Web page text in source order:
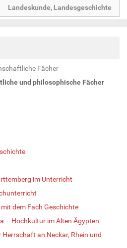
Landeskunde, Landesgeschichte
Fächer
und philosophische Fächer
im Unterricht
dem Fach Geschichte
– Hochkultur im Alten Ägypten
an Neckar, Rhein und